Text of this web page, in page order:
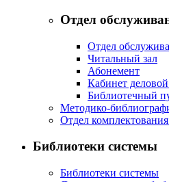
Отдел
Отдел
Читальный зал
Абонемент
Кабинет
Библиотечный
Методико-
Отдел
Библиотеки системы
Библиотеки системы